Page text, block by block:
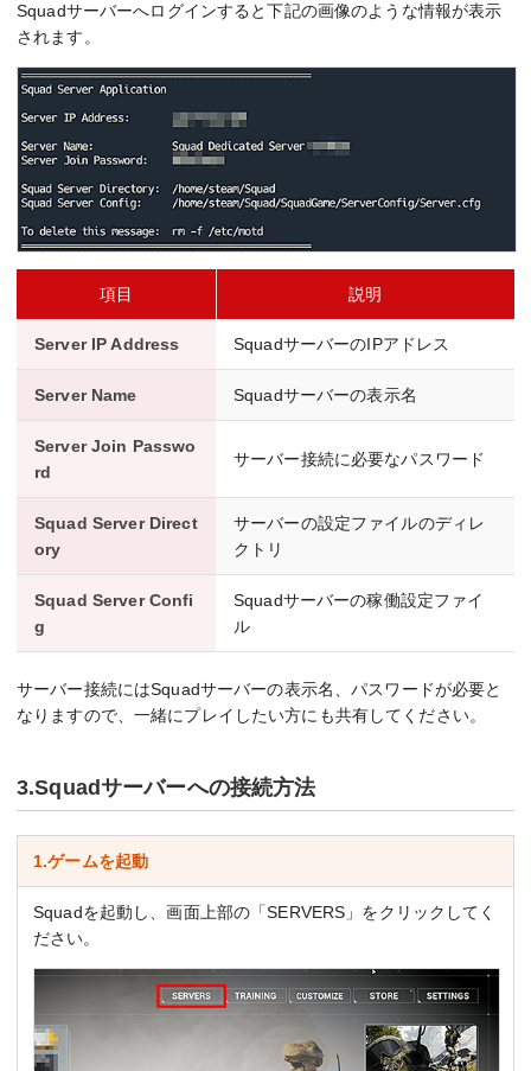
Squadサーバーへログインすると下記の画像のような情報が表示
されます。
項目 説明
Server IP Address SquadサーバーのIPアドレス
Server Name Squadサーバーの表示名
Server Join Passwo
rd
サーバー接続に必要なパスワード
Squad Server Direct
ory
サーバーの設定ファイルのディレ
クトリ
Squad Server Confi
g
Squadサーバーの稼働設定ファイ
ル
サーバー接続にはSquadサーバーの表示名、パスワードが必要と
なりますので、一緒にプレイしたい方にも共有してください。
3.Squadサーバーへの接続方法
1.ゲームを起動
Squadを起動し、画面上部の「SERVERS」をクリックしてく
ださい。